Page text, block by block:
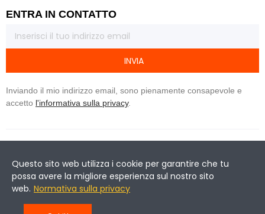
ENTRA IN CONTATTO
INVIA
Inviando il mio indirizzo email, sono pienamente consapevole e
accetto l'informativa sulla privacy.
Questo sito web utilizza i cookie per garantire che tu
possa avere la migliore esperienza sul nostro sito
web. Normativa sulla privacy